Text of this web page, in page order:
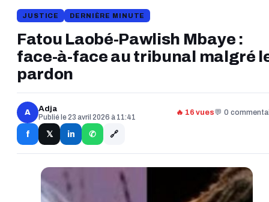
JUSTICE DERNIÈRE MINUTE
Fatou Laobé-Pawlish Mbaye :
face-à-face au tribunal malgré
pardon
A Adja
Publié le 23 avril 2026 à 11:41
🔥 16 vues💬 0
f 𝕏 in ✆ 🔗